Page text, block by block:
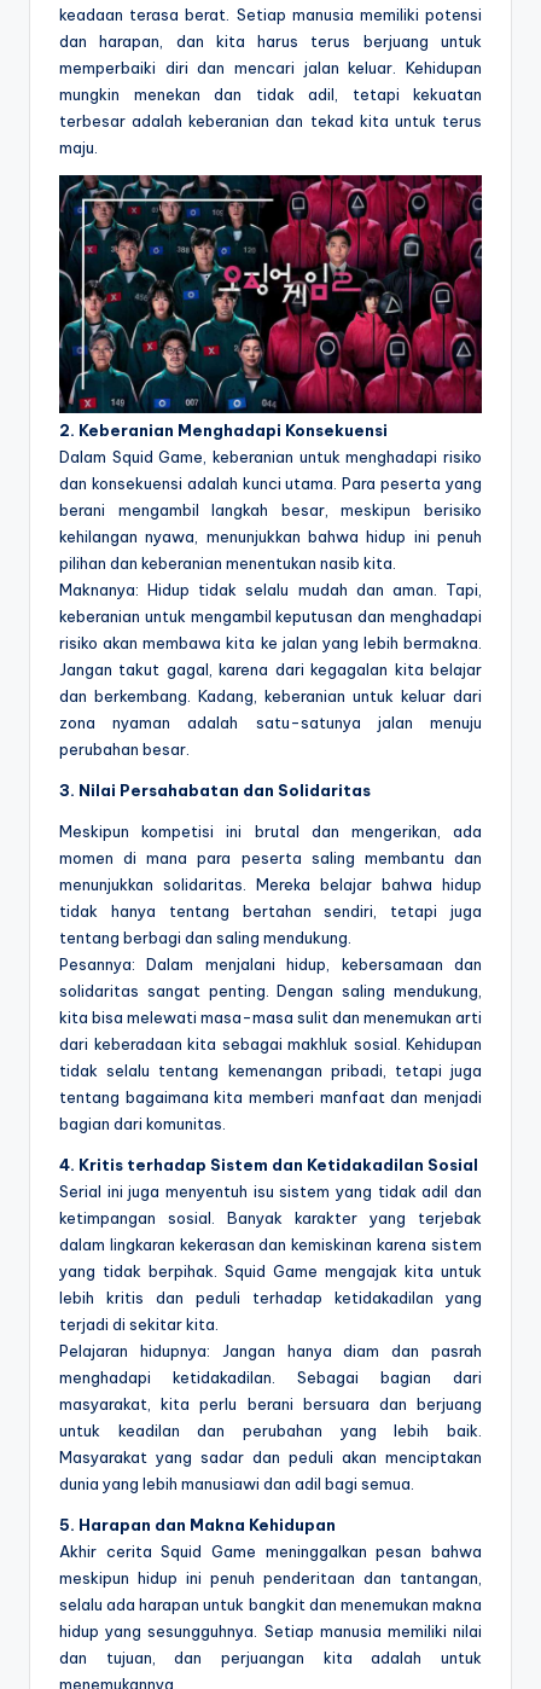
keadaan terasa berat. Setiap manusia memiliki potensi
dan harapan, dan kita harus terus berjuang untuk
memperbaiki diri dan mencari jalan keluar. Kehidupan
mungkin menekan dan tidak adil, tetapi kekuatan
terbesar adalah keberanian dan tekad kita untuk terus
maju.
2. Keberanian Menghadapi Konsekuensi
Dalam Squid Game, keberanian untuk menghadapi risiko
dan konsekuensi adalah kunci utama. Para peserta yang
berani mengambil langkah besar, meskipun berisiko
kehilangan nyawa, menunjukkan bahwa hidup ini penuh
pilihan dan keberanian menentukan nasib kita.
Maknanya: Hidup tidak selalu mudah dan aman. Tapi,
keberanian untuk mengambil keputusan dan menghadapi
risiko akan membawa kita ke jalan yang lebih bermakna.
Jangan takut gagal, karena dari kegagalan kita belajar
dan berkembang. Kadang, keberanian untuk keluar dari
zona nyaman adalah satu-satunya jalan menuju
perubahan besar.
3. Nilai Persahabatan dan Solidaritas
Meskipun kompetisi ini brutal dan mengerikan, ada
momen di mana para peserta saling membantu dan
menunjukkan solidaritas. Mereka belajar bahwa hidup
tidak hanya tentang bertahan sendiri, tetapi juga
tentang berbagi dan saling mendukung.
Pesannya: Dalam menjalani hidup, kebersamaan dan
solidaritas sangat penting. Dengan saling mendukung,
kita bisa melewati masa-masa sulit dan menemukan arti
dari keberadaan kita sebagai makhluk sosial. Kehidupan
tidak selalu tentang kemenangan pribadi, tetapi juga
tentang bagaimana kita memberi manfaat dan menjadi
bagian dari komunitas.
4. Kritis terhadap Sistem dan Ketidakadilan Sosial
Serial ini juga menyentuh isu sistem yang tidak adil dan
ketimpangan sosial. Banyak karakter yang terjebak
dalam lingkaran kekerasan dan kemiskinan karena sistem
yang tidak berpihak. Squid Game mengajak kita untuk
lebih kritis dan peduli terhadap ketidakadilan yang
terjadi di sekitar kita.
Pelajaran hidupnya: Jangan hanya diam dan pasrah
menghadapi ketidakadilan. Sebagai bagian dari
masyarakat, kita perlu berani bersuara dan berjuang
untuk keadilan dan perubahan yang lebih baik.
Masyarakat yang sadar dan peduli akan menciptakan
dunia yang lebih manusiawi dan adil bagi semua.
5. Harapan dan Makna Kehidupan
Akhir cerita Squid Game meninggalkan pesan bahwa
meskipun hidup ini penuh penderitaan dan tantangan,
selalu ada harapan untuk bangkit dan menemukan makna
hidup yang sesungguhnya. Setiap manusia memiliki nilai
dan tujuan, dan perjuangan kita adalah untuk
menemukannya.